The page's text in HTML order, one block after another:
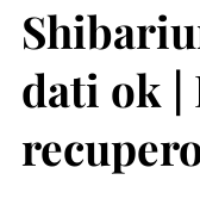
dati ok |